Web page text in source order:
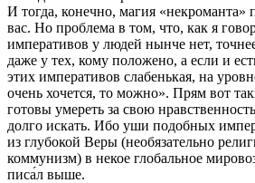
И тогда, конечно, магия «некроманта»
вас. Но проблема в том, что, как я
императивов у людей нынче нет,
даже у тех, кому положено, а если и
этих императивов слабенькая, на
очень хочется, то можно». Прям вот
готовы умереть за свою
долго искать. Ибо уши подобных
из глубокой Веры (необязательно
коммунизм) в некое глобальное
писа́л выше.